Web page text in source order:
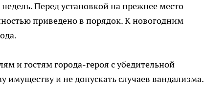
Перед установкой на прежнее место
приведено в порядок. К новогодним
и гостям города-героя с убедительной
имуществу и не допускать случаев вандализма.